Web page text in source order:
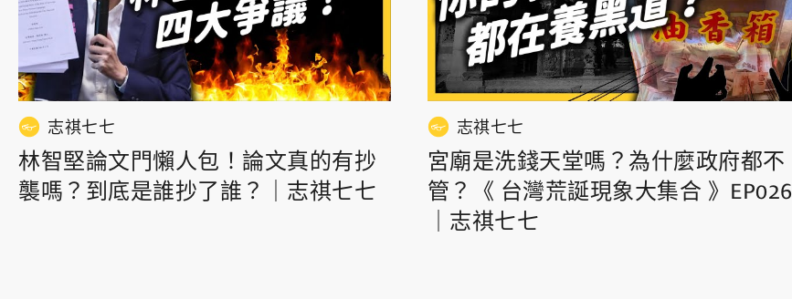
志祺七七
林智堅論文門懶人包！論文真的有抄
襲嗎？到底是誰抄了誰？｜志祺七七
志祺七七
宮廟是洗錢天堂嗎？為什麼政府都不
管？《 台灣荒誕現象大集合 》EP026
｜志祺七七